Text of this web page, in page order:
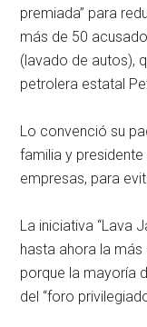
premiada” para
más de 50
(lavado de autos),
petrolera estatal
Lo convenció su
familia y
empresas, para
La iniciativa “Lava
hasta ahora la
porque la mayoría
del “foro